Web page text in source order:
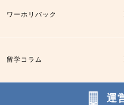
ワーホリパック
留学コラム
運